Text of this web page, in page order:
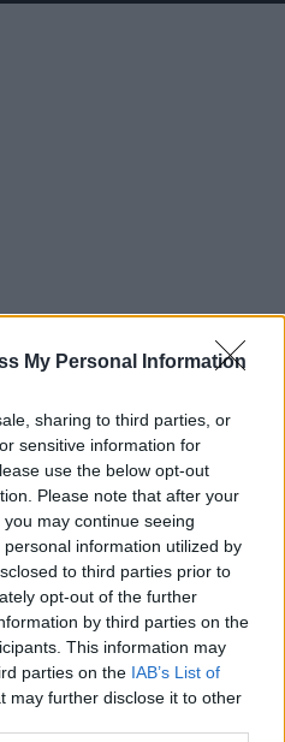
My Personal Information
sharing to third parties, or
sensitive information for
use the below opt-out
Please note that after your
may continue seeing
information utilized by
to third parties prior to
opt-out of the further
by third parties on the
This information may
parties on the IAB’s List of
may further disclose it to other